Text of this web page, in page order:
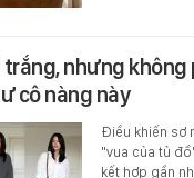
nhưng không
cô nàng này
Điều khiến sơ
"vua của tủ
kết hợp gần